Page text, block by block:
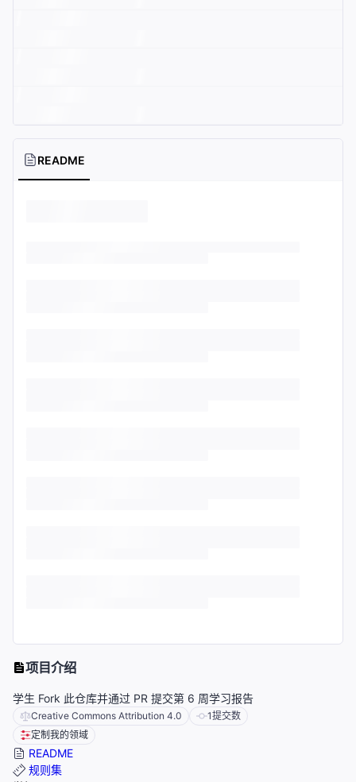
README
项目介绍
学生 Fork 此仓库并通过 PR 提交第 6 周学习报告
Creative Commons Attribution 4.0 1提交数
定制我的领域
README
规则集